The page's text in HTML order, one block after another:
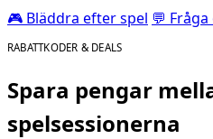
🎮 Bläddra efter spel 💬
RABATTKODER & DEALS
Spara pengar
spelsessionerna